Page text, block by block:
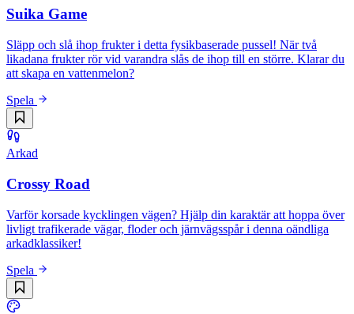
Suika Game
Släpp och slå ihop frukter i detta fysikbaserade pussel! När två
likadana frukter rör vid varandra slås de ihop till en större. Klarar du
att skapa en vattenmelon?
Spela
Arkad
Crossy Road
Varför korsade kycklingen vägen? Hjälp din karaktär att hoppa över
livligt trafikerade vägar, floder och järnvägsspår i denna oändliga
arkadklassiker!
Spela